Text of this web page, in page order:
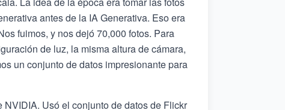
antes de la IA Generativa. Eso era
fuimos, y nos dejó 70,000 fotos. Para
de luz, la misma altura de cámara,
un conjunto de datos impresionante para
Usó el conjunto de datos de Flickr